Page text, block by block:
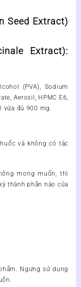
Seed Extract)
Extract):
(PVA), Sodium
Aerosil, HPMC E6,
vừa đủ 900 mg.
và không có tác
mong muốn, thì
thành phần nào của
Ngưng sử dụng